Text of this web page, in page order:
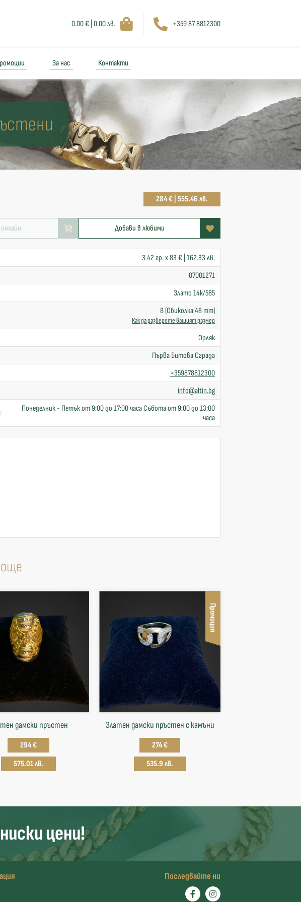
0.00 € | 0.00 лв. +359 87 8812300
За нас Контакти
284 € | 555.46 лв.
Добави в любими
3.42 гр. x 83 € | 162.33 лв.
07001271
Злато 14к/585
8 (Обиколка 48 mm)
Как да разберете вашият размер
Орляк
Първа Битова Сграда
+359878812300
info@altin.bg
Понеделник - Петък от 9:00 до 17:00 часа Събота от 9:00 до 13:00
часа
дамски пръстен
294 €
575.01 лв.
Промоция
Златен дамски пръстен с камъни
274 €
535.9 лв.
цени!
Последвайте ни